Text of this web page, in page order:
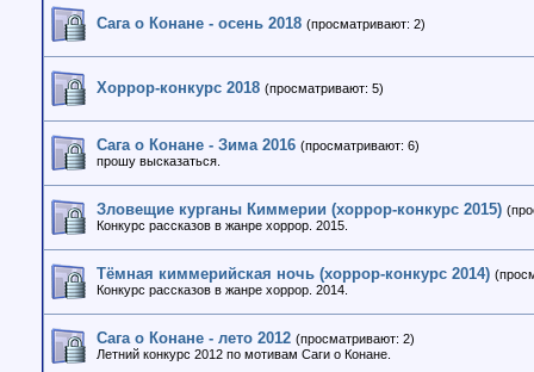
Сага о Конане - осень 2018 (просматривают: 2)
Хоррор-конкурс 2018 (просматривают: 5)
Сага о Конане - Зима 2016 (просматривают: 6)
прошу высказаться.
Зловещие курганы Киммерии (хоррор-конкурс 2015)
Конкурс рассказов в жанре хоррор. 2015.
Тёмная киммерийская ночь (хоррор-конкурс 2014)
Конкурс рассказов в жанре хоррор. 2014.
Сага о Конане - лето 2012 (просматривают: 2)
Летний конкурс 2012 по мотивам Саги о Конане.